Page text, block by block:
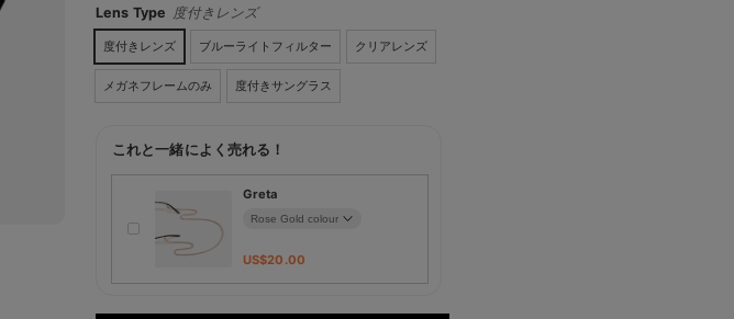
Lens Type 度付きレンズ
度付きレンズ ブルーライトフィルター クリアレンズ
メガネフレームのみ 度付きサングラス
これと一緒によく売れる！
Greta
US$20.00